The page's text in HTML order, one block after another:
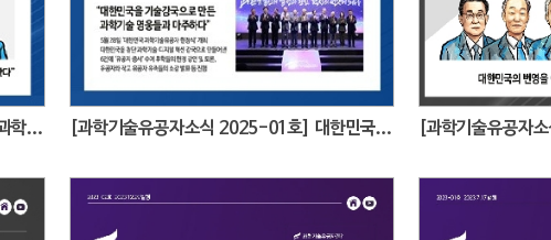
[과학기술유공자소식 2025-02호] 기초과학부터 K-방산·벤처 신화까지... 대한민국 과학기술 뿌리를 찾다 [과학기술유공자소식 2025-01호] 대한민국을 기술강국으로 만든 과학기술 영웅들과 마주하다